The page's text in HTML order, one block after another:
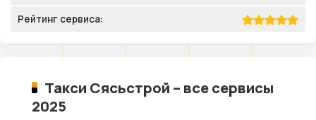
Рейтинг сервиса:
Такси Сясьстрой – все сервисы
2025